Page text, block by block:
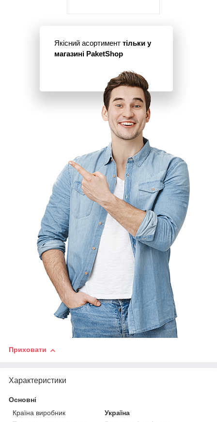
Якісний асортимент тільки у
магазині PaketShop
Приховати
Характеристики
Основні
Країна виробник
Україна